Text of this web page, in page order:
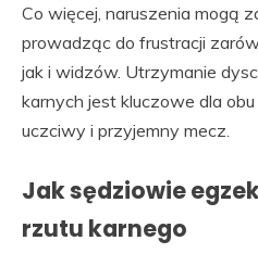
Co więcej, naruszenia mogą
prowadząc do frustracji
jak i widzów. Utrzymanie
karnych jest kluczowe dla
uczciwy i przyjemny mecz.
Jak sędziowie
rzutu karnego